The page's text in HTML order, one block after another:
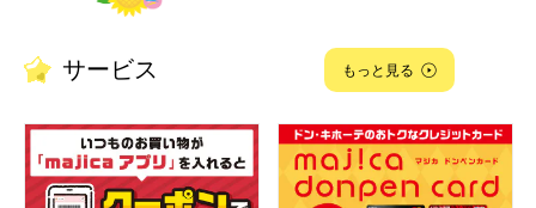
サービス もっと見る